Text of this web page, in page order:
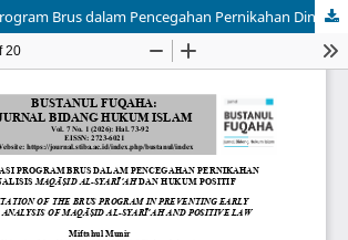
Implementasi Program Brus dalam Pencegahan Pernikahan Dini: Analisis Maqāṣid Al-Syarī’ah dan Hukum Positif